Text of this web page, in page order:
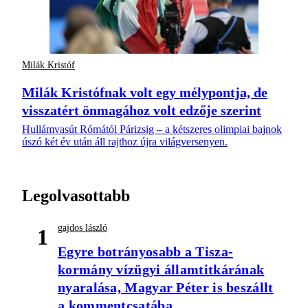
Milák Kristóf
Milák Kristófnak volt egy mélypontja, de
visszatért önmagához volt edzője szerint
Hullámvasút Rómától Párizsig – a kétszeres olimpiai bajnok
úszó két év után áll rajthoz újra világversenyen.
Legolvasottabb
1 gajdos lászló
Egyre botrányosabb a Tisza-
kormány vízügyi államtitkárának
nyaralása, Magyar Péter is beszállt